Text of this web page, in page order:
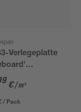
Verlegeplatte
1690 x
12 mm
€/ m²
/ Pack